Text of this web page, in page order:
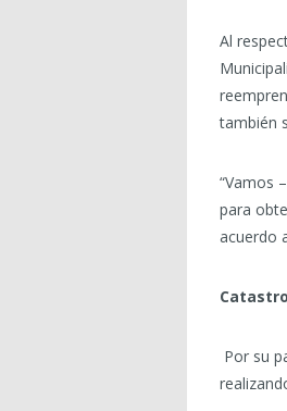
Al
también
“Vamos
para
acuerdo
Por su